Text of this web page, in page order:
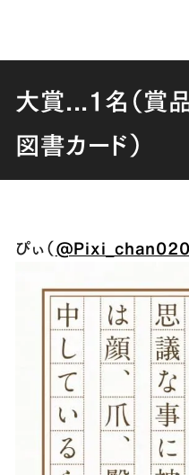
大賞...１名（
図書カード）
ぴぃ（